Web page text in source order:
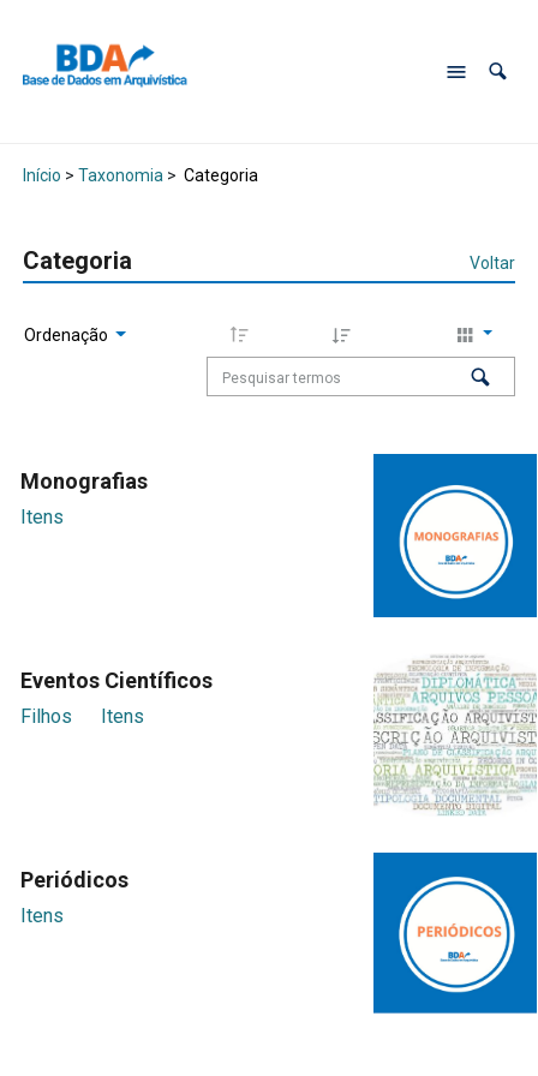
Início > Taxonomia > Categoria
Categoria Voltar
Ordenação
Monografias
Itens
Eventos Científicos
Filhos Itens
Periódicos
Itens